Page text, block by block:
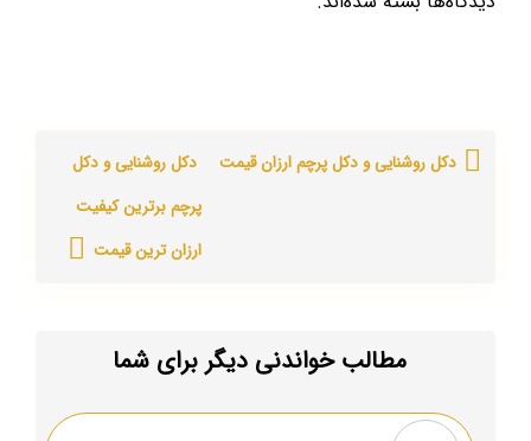
دکل روشنایی و دکل پرچم ارزان قیمت
دکل روشنایی و دکل
پرچم برترین کیفیت
ارزان ترین قیمت
مطالب خواندنی دیگر برای شما